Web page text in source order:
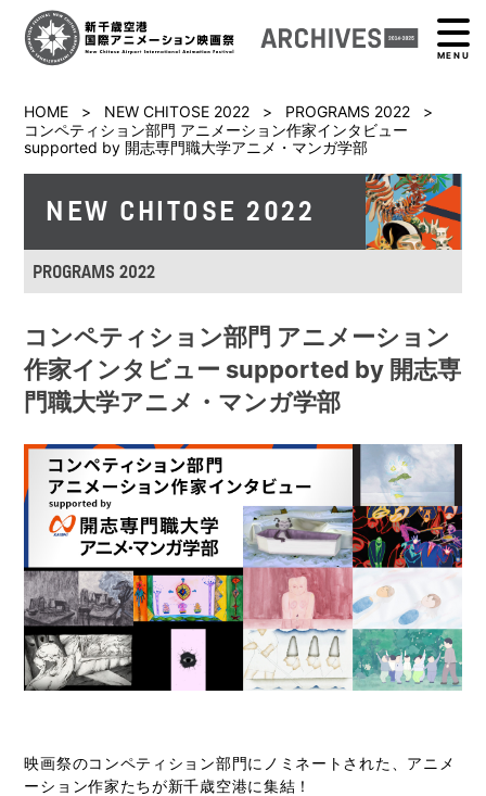
MENU
HOME > NEW CHITOSE 2022 > PROGRAMS 2022
>
コンペティション部門 アニメーション作家インタビュー
supported by 開志専門職大学アニメ・マンガ学部
NEW CHITOSE 2022
PROGRAMS 2022
コンペティション部門 アニメーション
作家インタビュー supported by 開志専
門職大学アニメ・マンガ学部
映画祭のコンペティション部門にノミネートされた、アニメ
ーション作家たちが新千歳空港に集結！